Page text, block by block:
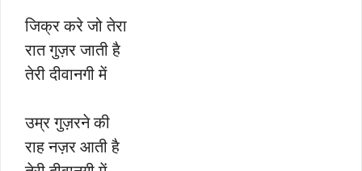
जिक्र करे जो तेरा
रात गुज़र जाती है
तेरी दीवानगी में
उम्र गुज़रने की
राह नज़र आती है